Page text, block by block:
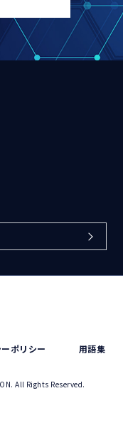
ポリシー 用語集
All Rights Reserved.